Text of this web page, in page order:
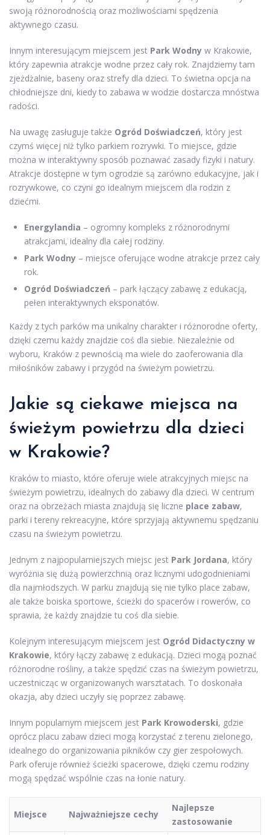
swoją różnorodnością oraz możliwościami spędzenia
aktywnego czasu.
Innym interesującym miejscem jest Park Wodny w Krakowie,
który zapewnia atrakcje wodne przez cały rok. Znajdziemy tam
zjeżdżalnie, baseny oraz strefy dla dzieci. To świetna opcja na
chłodniejsze dni, kiedy to zabawa w wodzie dostarcza mnóstwa
radości.
Na uwagę zasługuje także Ogród Doświadczeń, który jest
czymś więcej niż tylko parkiem rozrywki. To miejsce, gdzie
można w interaktywny sposób poznawać zasady fizyki i natury.
Atrakcje dostępne w tym ogrodzie są zarówno edukacyjne, jak i
rozrywkowe, co czyni go idealnym miejscem dla rodzin z
dziećmi.
Energylandia – ogromny kompleks z różnorodnymi
atrakcjami, idealny dla całej rodziny.
Park Wodny – miejsce oferujące wodne atrakcje przez cały
rok.
Ogród Doświadczeń – park łączący zabawę z edukacją,
pełen interaktywnych eksponatów.
Każdy z tych parków ma unikalny charakter i różnorodne oferty,
dzięki czemu każdy znajdzie coś dla siebie. Niezależnie od
wyboru, Kraków z pewnością ma wiele do zaoferowania dla
miłośników zabawy i przygód na świeżym powietrzu.
Jakie są ciekawe miejsca na
świeżym powietrzu dla dzieci
w Krakowie?
Kraków to miasto, które oferuje wiele atrakcyjnych miejsc na
świeżym powietrzu, idealnych do zabawy dla dzieci. W centrum
oraz na obrzeżach miasta znajdują się liczne place zabaw,
parki i tereny rekreacyjne, które sprzyjają aktywnemu spędzaniu
czasu na świeżym powietrzu.
Jednym z najpopularniejszych miejsc jest Park Jordana, który
wyróżnia się dużą powierzchnią oraz licznymi udogodnieniami
dla najmłodszych. W parku znajdują się nie tylko place zabaw,
ale także boiska sportowe, ścieżki do spacerów i rowerów, co
sprawia, że każdy znajdzie tu coś dla siebie.
Kolejnym interesującym miejscem jest Ogród Didactyczny w
Krakowie, który łączy zabawę z edukacją. Dzieci mogą poznać
różnorodne rośliny, a także spędzić czas na świeżym powietrzu,
uczestnicząc w organizowanych warsztatach. To doskonała
okazja, aby dzieci uczyły się poprzez zabawę.
Innym popularnym miejscem jest Park Krowoderski, gdzie
oprócz placu zabaw dzieci mogą korzystać z terenu zielonego,
idealnego do organizowania pikników czy gier zespołowych.
Park oferuje również ścieżki spacerowe, dzięki czemu rodziny
mogą spędzać wspólnie czas na łonie natury.
Miejsce Najważniejsze cechy
Najlepsze
zastosowanie